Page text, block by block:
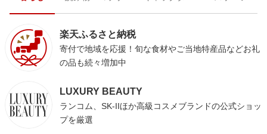
楽天ふるさと納税
寄付で地域を応援！旬な食材やご当地特産品などお礼
の品も続々増加中
LUXURY BEAUTY
ランコム、SK-IIほか高級コスメブランドの公式ショッ
プを厳選